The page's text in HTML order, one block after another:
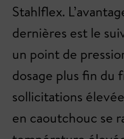
Stahlflex.
dernières est le
un point de
dosage plus fin du
sollicitations
en caoutchouc se